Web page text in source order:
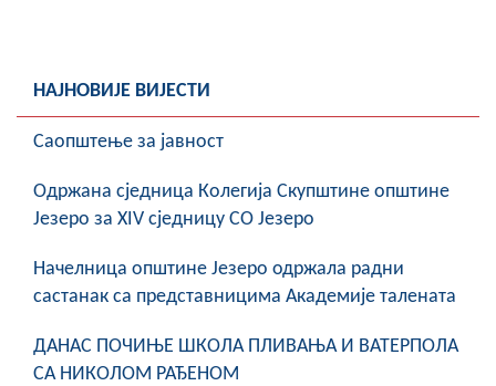
НАЈНОВИЈЕ ВИЈЕСТИ
Саопштење за јавност
Oдржана сједница Колегија Скупштине општине
Језеро за XIV сједницу СО Језеро
Начелница општине Језеро одржала радни
састанак са представницима Академије талената
ДАНАС ПОЧИЊЕ ШКОЛА ПЛИВАЊА И ВАТЕРПОЛА
СА НИКОЛОМ РАЂЕНОМ